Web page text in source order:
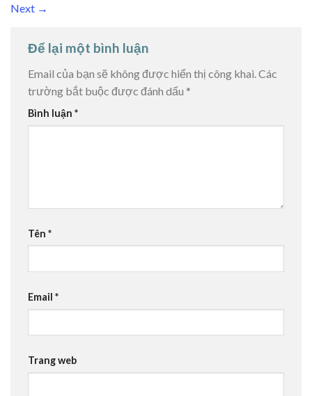
Next →
Để lại một bình luận
Email của bạn sẽ không được hiển thị công khai.Các
trường bắt buộc được đánh dấu *
Bình luận *
Tên *
Email *
Trang web